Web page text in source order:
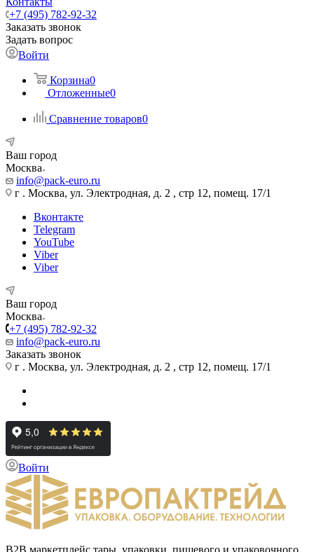
+7 (495) 782-92-32
Заказать звонок
Задать вопрос
Войти
Корзина0
Отложенные0
Сравнение товаров0
Ваш город
Москва
info@pack-euro.ru
г . Москва, ул. Электродная, д. 2 , стр 12, помещ. 17/1
Вконтакте
Telegram
YouTube
Viber
Viber
Ваш город
Москва
+7 (495) 782-92-32
info@pack-euro.ru
Заказать звонок
г . Москва, ул. Электродная, д. 2 , стр 12, помещ. 17/1
Войти
B2B маркетплейс тары, упаковки, пищевого и упаковочного